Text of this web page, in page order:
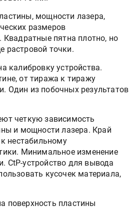
мощности лазера,
размеров
Квадратные пятна плотно, но
растровой точки.
калибровку устройства.
от тиража к тиражу
Один из побочных результатов
четкую зависимость
и мощности лазера. Край
нестабильному
Минимальное изменение
CtP-устройство для вывода
кусочек материала,
поверхность пластины